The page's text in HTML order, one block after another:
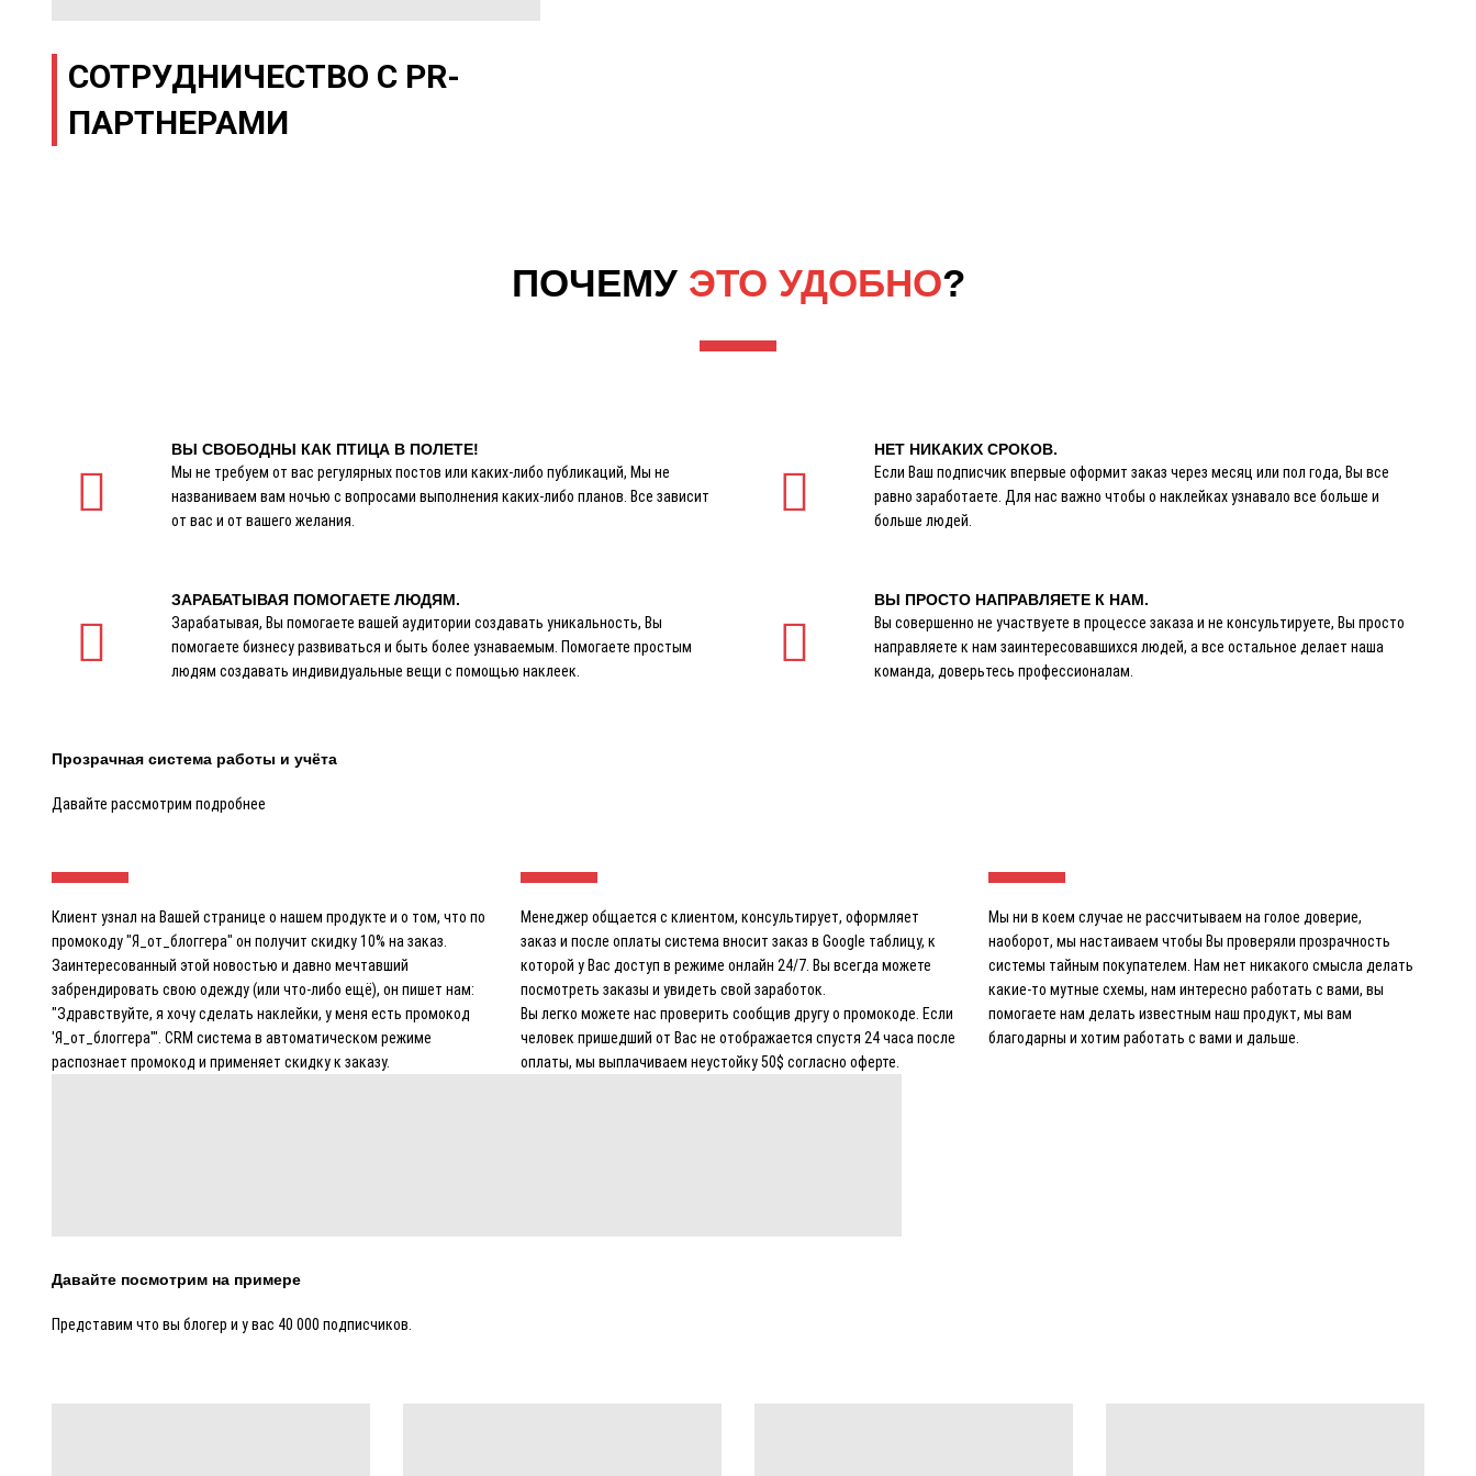
СОТРУДНИЧЕСТВО С PR-
ПАРТНЕРАМИ
ПОЧЕМУ ЭТО УДОБНО?
ВЫ СВОБОДНЫ КАК ПТИЦА В ПОЛЕТЕ!
Мы не требуем от вас регулярных постов или каких-либо публикаций, Мы не
названиваем вам ночью с вопросами выполнения каких-либо планов. Все зависит
от вас и от вашего желания.
НЕТ НИКАКИХ СРОКОВ.
Если Ваш подписчик впервые оформит заказ через месяц или пол года, Вы все
равно заработаете. Для нас важно чтобы о наклейках узнавало все больше и
больше людей.
ЗАРАБАТЫВАЯ ПОМОГАЕТЕ ЛЮДЯМ.
Зарабатывая, Вы помогаете вашей аудитории создавать уникальность, Вы
помогаете бизнесу развиваться и быть более узнаваемым. Помогаете простым
людям создавать индивидуальные вещи с помощью наклеек.
ВЫ ПРОСТО НАПРАВЛЯЕТЕ К НАМ.
Вы совершенно не участвуете в процессе заказа и не консультируете, Вы просто
направляете к нам заинтересовавшихся людей, а все остальное делает наша
команда, доверьтесь профессионалам.
Прозрачная система работы и учёта
Давайте рассмотрим подробнее
Клиент узнал на Вашей странице о нашем продукте и о том, что по
промокоду "Я_от_блоггера" он получит скидку 10% на заказ.
Заинтересованный этой новостью и давно мечтавший
забрендировать свою одежду (или что-либо ещё), он пишет нам:
"Здравствуйте, я хочу сделать наклейки, у меня есть промокод
'Я_от_блоггера'". CRM система в автоматическом режиме
распознает промокод и применяет скидку к заказу.
Менеджер общается с клиентом, консультирует, оформляет
заказ и после оплаты система вносит заказ в Google таблицу, к
которой у Вас доступ в режиме онлайн 24/7. Вы всегда можете
посмотреть заказы и увидеть свой заработок.
Вы легко можете нас проверить сообщив другу о промокоде. Если
человек пришедший от Вас не отображается спустя 24 часа после
оплаты, мы выплачиваем неустойку 50$ согласно оферте.
Мы ни в коем случае не рассчитываем на голое доверие,
наоборот, мы настаиваем чтобы Вы проверяли прозрачность
системы тайным покупателем. Нам нет никакого смысла делать
какие-то мутные схемы, нам интересно работать с вами, вы
помогаете нам делать известным наш продукт, мы вам
благодарны и хотим работать с вами и дальше.
Давайте посмотрим на примере
Представим что вы блогер и у вас 40 000 подписчиков.